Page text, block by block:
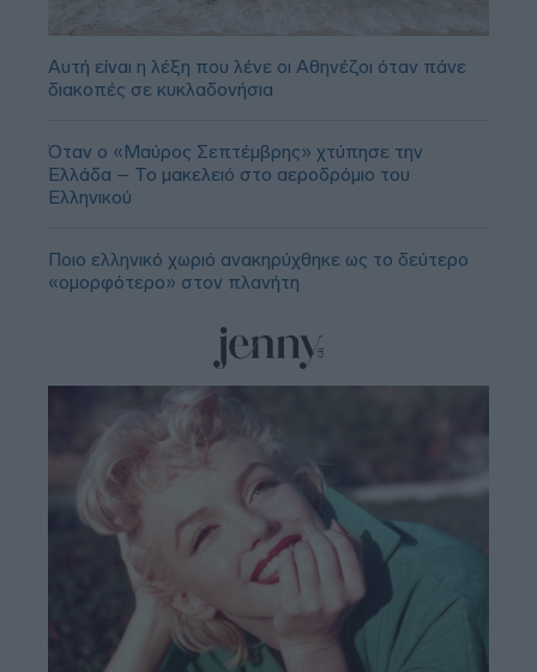
Αυτή είναι η λέξη που λένε οι Αθηνέζοι όταν πάνε
διακοπές σε κυκλαδονήσια
Όταν ο «Μαύρος Σεπτέμβρης» χτύπησε την
Ελλάδα – Το μακελειό στο αεροδρόμιο του
Ελληνικού
Ποιο ελληνικό χωριό ανακηρύχθηκε ως το δεύτερο
«ομορφότερο» στον πλανήτη